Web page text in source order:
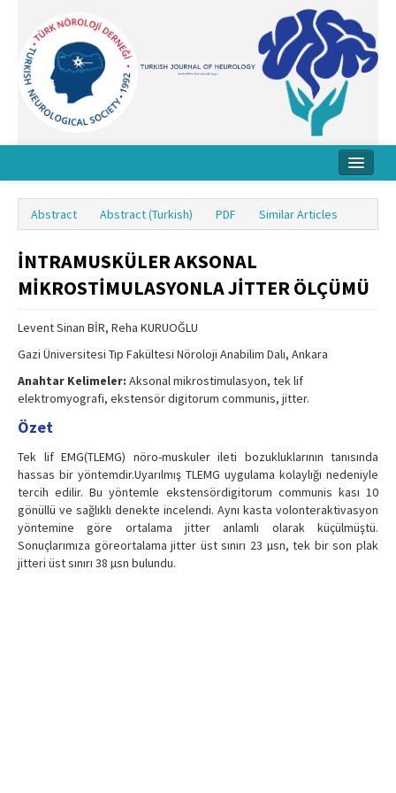
About Journal
Board
Instructions
Archive
Abstract Abstract (Turkish) PDF Similar Articles
İNTRAMUSKÜLER AKSONAL
MİKROSTİMULASYONLA JİTTER ÖLÇÜMÜ
Levent Sinan BİR, Reha KURUOĞLU
Gazi Üniversitesi Tıp Fakültesi Nöroloji Anabilim Dalı, Ankara
Anahtar Kelimeler: Aksonal mikrostimulasyon, tek lif
elektromyografi, ekstensör digitorum communis, jitter.
Özet
Tek lif EMG(TLEMG) nöro-muskuler ileti bozukluklarının tanısında
hassas bir yöntemdir.Uyarılmış TLEMG uygulama kolaylığı nedeniyle
tercih edilir. Bu yöntemle ekstensördigitorum communis kası 10
gönüllü ve sağlıklı denekte incelendi. Aynı kasta volonteraktivasyon
yöntemine göre ortalama jitter anlamlı olarak küçülmüştü.
Sonuçlarımıza göreortalama jitter üst sınırı 23 µsn, tek bir son plak
jitteri üst sınırı 38 µsn bulundu.